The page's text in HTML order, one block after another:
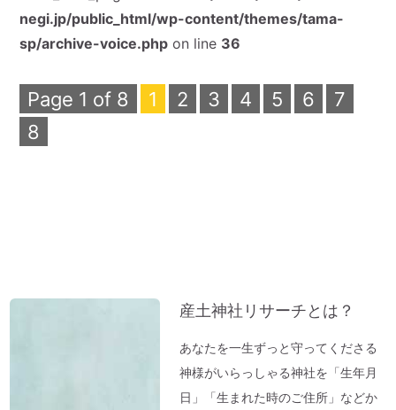
negi.jp/public_html/wp-content/themes/tama-
sp/archive-voice.php on line 36
Page 1 of 8 1 2 3 4 5 6
7
8
産土神社リサーチとは？
あなたを一生ずっと守ってくださる
神様がいらっしゃる神社を「生年月
日」「生まれた時のご住所」などか